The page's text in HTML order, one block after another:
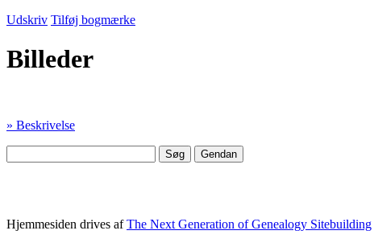
Udskriv Tilføj bogmærke
Billeder
» Beskrivelse
Hjemmesiden drives afThe Next Generation of Genealogy Sitebuilding